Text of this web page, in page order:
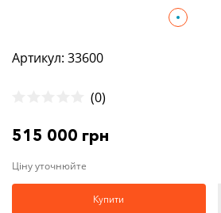
Артикул: 33600
(0)
515 000 грн
Ціну уточнюйте
Купити